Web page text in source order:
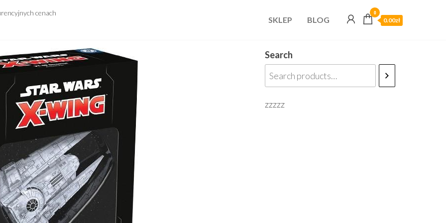
cenach
SKLEP BLOG
0
0.00zł
Search
zzzzz